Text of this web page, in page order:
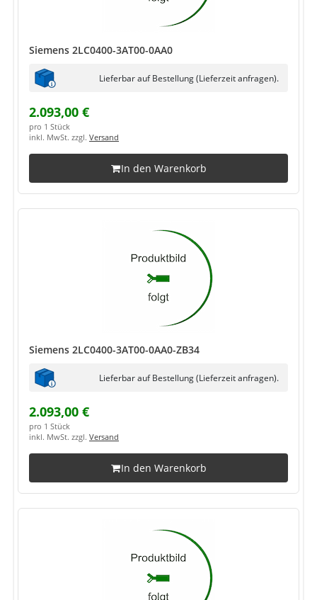
Siemens 2LC0400-3AT00-0AA0
Lieferbar auf Bestellung (Lieferzeit anfragen).
2.093,00 €
pro 1 Stück
inkl. MwSt. zzgl. Versand
In den Warenkorb
Siemens 2LC0400-3AT00-0AA0-ZB34
Lieferbar auf Bestellung (Lieferzeit anfragen).
2.093,00 €
pro 1 Stück
inkl. MwSt. zzgl. Versand
In den Warenkorb